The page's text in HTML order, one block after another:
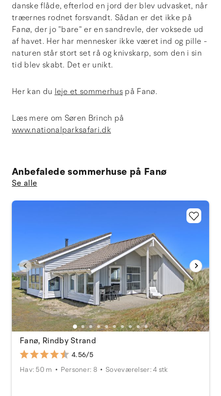
danske flåde, efterlod en jord der blev udvasket, når
træernes rodnet forsvandt. Sådan er det ikke på
Fanø, der jo ”bare” er en sandrevle, der voksede ud
af havet. Her har mennesker ikke været ind og pille -
naturen står stort set rå og knivskarp, som den i sin
tid blev skabt. Det er unikt.
Her kan du leje et sommerhuspå Fanø.
Læs mere om Søren Brinch på
www.nationalparksafari.dk
Anbefalede sommerhuse på Fanø
Se alle
Fanø, Rindby Strand
4.56/5
Hav: 50 m
Personer: 8 Soveværelser: 4 stk